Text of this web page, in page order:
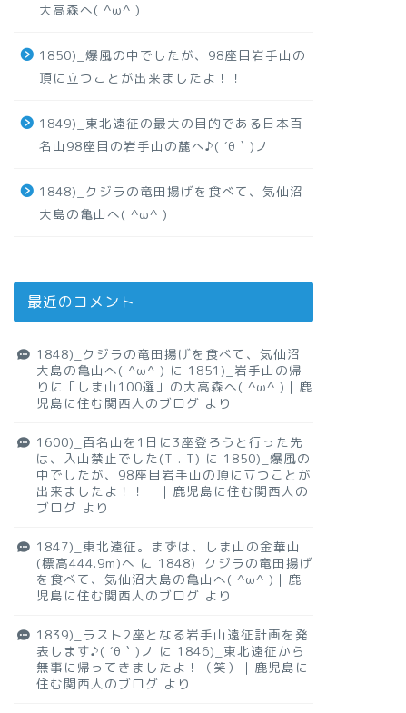
大高森へ( ^ω^ )
1850)_爆風の中でしたが、98座目岩手山の
頂に立つことが出来ましたよ！！
1849)_東北遠征の最大の目的である日本百
名山98座目の岩手山の麓へ♪( ´θ｀)ノ
1848)_クジラの竜田揚げを食べて、気仙沼
大島の亀山へ( ^ω^ )
最近のコメント
1848)_クジラの竜田揚げを食べて、気仙沼
大島の亀山へ( ^ω^ ) に 1851)_岩手山の帰
りに「しま山100選」の大高森へ( ^ω^ )｜鹿
児島に住む関西人のブログ より
1600)_百名山を1日に3座登ろうと行った先
は、入山禁止でした(T . T) に 1850)_爆風の
中でしたが、98座目岩手山の頂に立つことが
出来ましたよ！！ ｜鹿児島に住む関西人の
ブログ より
1847)_東北遠征。まずは、しま山の金華山
(標高444.9m)へ に 1848)_クジラの竜田揚げ
を食べて、気仙沼大島の亀山へ( ^ω^ )｜鹿
児島に住む関西人のブログ より
1839)_ラスト2座となる岩手山遠征計画を発
表します♪( ´θ｀)ノ に 1846)_東北遠征から
無事に帰ってきましたよ！（笑）｜鹿児島に
住む関西人のブログ より